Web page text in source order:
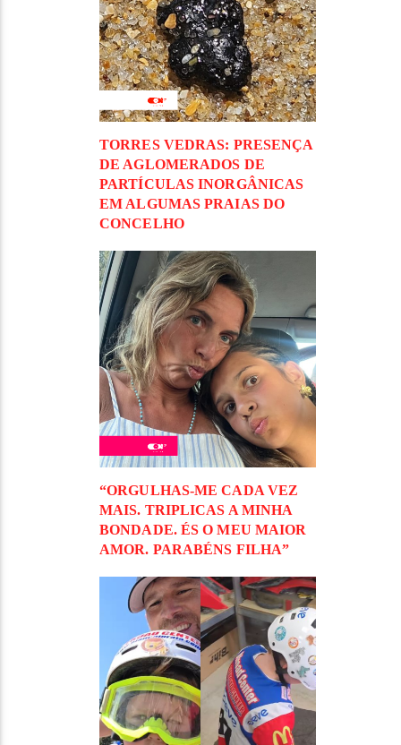
TORRES VEDRAS: PRESENÇA
DE AGLOMERADOS DE
PARTÍCULAS INORGÂNICAS
EM ALGUMAS PRAIAS DO
CONCELHO
“ORGULHAS-ME CADA VEZ
MAIS. TRIPLICAS A MINHA
BONDADE. ÉS O MEU MAIOR
AMOR. PARABÉNS FILHA”